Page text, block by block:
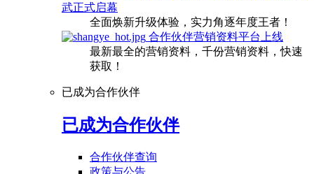
武正式启幕
全面焕新升级体验，实力角逐年度王者！
合作伙伴营销资料平台上线
最新最全的营销资料，千份营销资料，快速
获取！
已成为合作伙伴
已成为合作伙伴
合作伙伴查询
政策与公告